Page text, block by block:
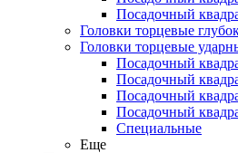
Посадочный
Головки торцевые
Головки торцевые
Посадочный
Посадочный
Посадочный
Посадочный
Специальные
Еще